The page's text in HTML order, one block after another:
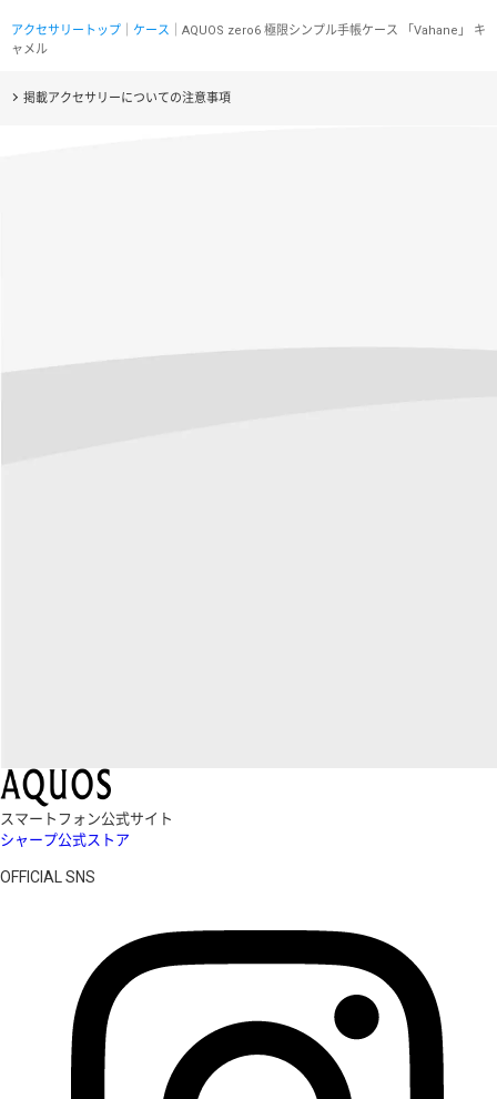
アクセサリートップ ケース ｜AQUOS zero6 極限シンプル手帳ケース 「Vahane」 キ
ャメル
掲載アクセサリーについての注意事項
スマートフォン公式サイト
シャープ公式ストア
OFFICIAL SNS